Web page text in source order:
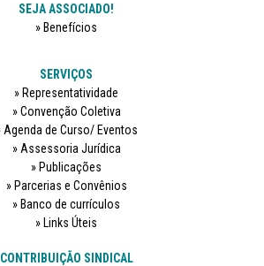
SEJA ASSOCIADO!
Benefícios
SERVIÇOS
Representatividade
Convenção Coletiva
Agenda de Curso/ Eventos
Assessoria Jurídica
Publicações
Parcerias e Convênios
Banco de currículos
Links Úteis
CONTRIBUIÇÃO SINDICAL